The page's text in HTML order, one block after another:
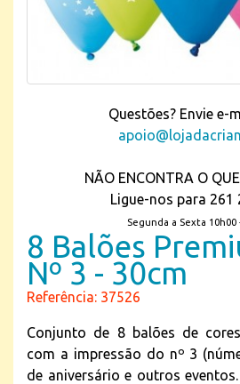
Questões? Envie e-
NÃO ENCONTRA O
Ligue-nos para 261
Segunda a Sexta 10h00
8 Balões
Nº 3 - 30cm
Referência: 37526
Conjunto de 8 balões de
com a impressão do nº 3
de aniversário e outros